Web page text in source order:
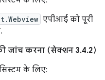
एपीआई को पूरी
जांच करना (सेक्शन 3.4.2)
के लिए: